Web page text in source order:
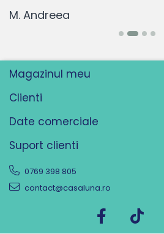
M. Andreea
Magazinul meu
Clienti
Date comerciale
Suport clienti
0769 398 805
contact@casaluna.ro